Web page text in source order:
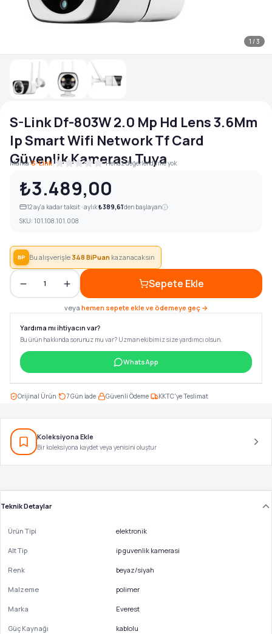
1 /3
S-Link Df-803W 2.0 Mp Hd Lens 3.6Mm
Ip Smart Wifi Network Tf Card
Güvenlik Kamerası Tuya
Marka:S-Link| Henüz değerlendirme yok
₺3.489,00
12ay'a kadar taksit · aylık₺389,61'den başlayan
SKU: 101.108.101.008
BP Bu alışverişle 348 BiPuan kazanacaksın
1 Sepete Ekle
veya hemen sepete ekle ve ödemeye geç →
Yardıma mı ihtiyacın var?
Bu ürün hakkında sorunuz mu var? Uzman ekibimiz size yardımcı olsun.
WhatsApp
Orijinal Ürün 7 Gün İade Güvenli Ödeme KKTC'ye Teslimat
Koleksiyona Ekle
Bir koleksiyona kaydet veya yenisini oluştur
Teknik Detaylar
Ürün Tipi elektronik
Alt Tip ip guvenlik kamerasi
Renk beyaz/siyah
Malzeme polimer
Marka Everest
Güç Kaynağı kablolu